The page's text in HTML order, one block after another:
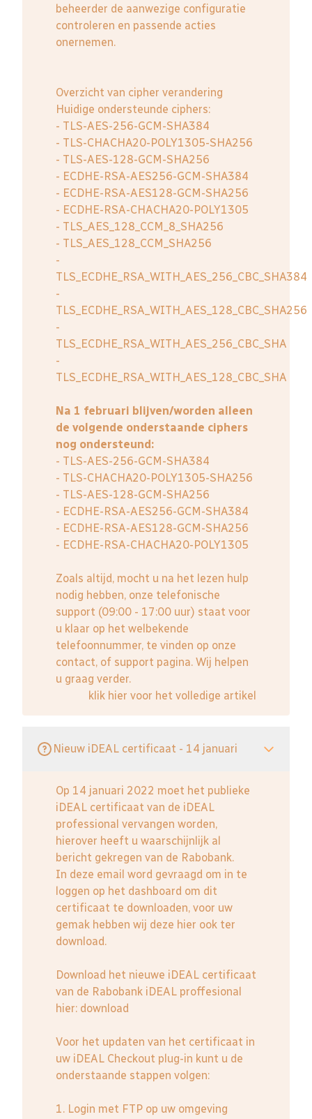
beheerder de aanwezige configuratie
controleren en passende acties
onernemen.
Overzicht van cipher verandering
Huidige ondersteunde ciphers:
- TLS-AES-256-GCM-SHA384
- TLS-CHACHA20-POLY1305-SHA256
- TLS-AES-128-GCM-SHA256
- ECDHE-RSA-AES256-GCM-SHA384
- ECDHE-RSA-AES128-GCM-SHA256
- ECDHE-RSA-CHACHA20-POLY1305
- TLS_AES_128_CCM_8_SHA256
- TLS_AES_128_CCM_SHA256
-
TLS_ECDHE_RSA_WITH_AES_256_CBC_SHA384
-
TLS_ECDHE_RSA_WITH_AES_128_CBC_SHA256
-
TLS_ECDHE_RSA_WITH_AES_256_CBC_SHA
-
TLS_ECDHE_RSA_WITH_AES_128_CBC_SHA
Na 1 februari blijven/worden alleen
de volgende onderstaande ciphers
nog ondersteund:
- TLS-AES-256-GCM-SHA384
- TLS-CHACHA20-POLY1305-SHA256
- TLS-AES-128-GCM-SHA256
- ECDHE-RSA-AES256-GCM-SHA384
- ECDHE-RSA-AES128-GCM-SHA256
- ECDHE-RSA-CHACHA20-POLY1305
Zoals altijd, mocht u na het lezen hulp
nodig hebben, onze telefonische
support (09:00 - 17:00 uur) staat voor
u klaar op het welbekende
telefoonnummer, te vinden op onze
contact, of support pagina. Wij helpen
u graag verder.
klik hier voor het volledige artikel
Nieuw iDEAL certificaat - 14 januari
Op 14 januari 2022 moet het publieke
iDEAL certificaat van de iDEAL
professional vervangen worden,
hierover heeft u waarschijnlijk al
bericht gekregen van de Rabobank.
In deze email word gevraagd om in te
loggen op het dashboard om dit
certificaat te downloaden, voor uw
gemak hebben wij deze hier ook ter
download.
Download het nieuwe iDEAL certificaat
van de Rabobank iDEAL proffesional
hier: download
Voor het updaten van het certificaat in
uw iDEAL Checkout plug-in kunt u de
onderstaande stappen volgen:
1. Login met FTP op uw omgeving